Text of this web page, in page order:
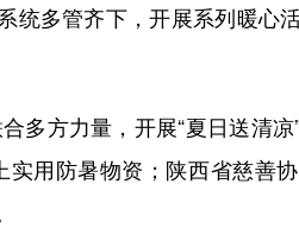
多管齐下，开展系列暖心
方力量，开展“夏日送清凉
用防暑物资；陕西省慈善